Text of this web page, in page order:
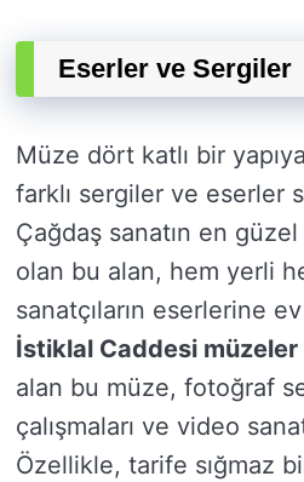
Eserler ve Sergiler
Müze dört katlı bir
farklı sergiler ve eserler
Çağdaş sanatın en
olan bu alan, hem yerli
sanatçıların eserlerine
İstiklal Caddesi müzeler
alan bu müze, fotoğraf
çalışmaları ve video
Özellikle, tarife sığmaz